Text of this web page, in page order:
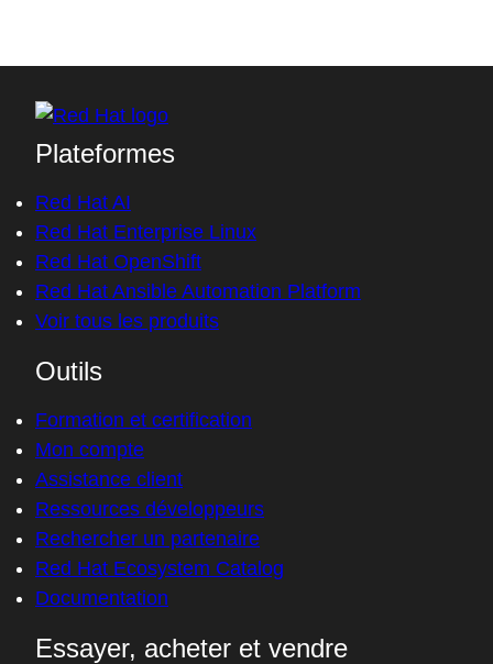
Plateformes
Red Hat AI
Red Hat Enterprise Linux
Red Hat OpenShift
Red Hat Ansible Automation Platform
Voir tous les produits
Outils
Formation et certification
Mon compte
Assistance client
Ressources développeurs
Rechercher un partenaire
Red Hat Ecosystem Catalog
Documentation
Essayer, acheter et vendre